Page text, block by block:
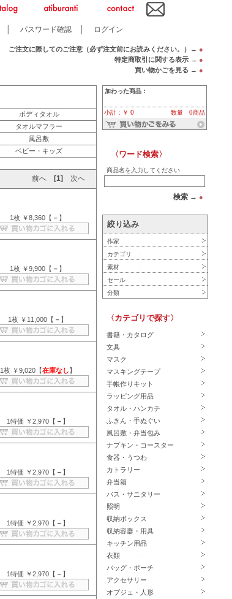
パスワード確認 ログイン
ご注文に際してのご注意（必ず注文前にお読みください。）→ ●
特定商取引に関する表示 → ●
買い物かごを見る → ●
ボディタオル
タオルマフラー
風呂敷
ベビー・キッズ
前へ [1] 次へ
1枚 ￥8,360【 － 】
1枚 ￥9,900【 － 】
1枚 ￥11,000【 － 】
1枚 ￥9,020【在庫なし】
1特価 ￥2,970【 － 】
1特価 ￥2,970【 － 】
1特価 ￥2,970【 － 】
1特価 ￥2,970【 － 】
加わった商品：
小計：￥ 0 数量 0商品
〈ワード検索〉
商品名を入力してください
検索 → ●
絞り込み
作家
カテゴリ
素材
セール
分類
〈カテゴリで探す〉
書籍・カタログ
文具
マスク
マスキングテープ
手帳作りキット
ラッピング用品
タオル・ハンカチ
ふきん・手ぬぐい
風呂敷・弁当包み
ナプキン・コースター
食器・うつわ
カトラリー
弁当箱
バス・サニタリー
照明
収納ボックス
収納容器・用具
キッチン用品
衣類
バッグ・ポーチ
アクセサリー
オブジェ・人形